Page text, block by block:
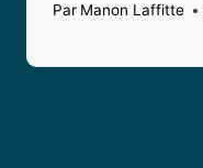
Par Manon Laffitte